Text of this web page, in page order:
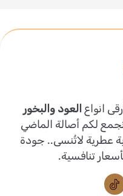
انواع العود والبخور
لكم أصالة الماضي
عطرية لاتُنسى.. جودة
تنافسية.